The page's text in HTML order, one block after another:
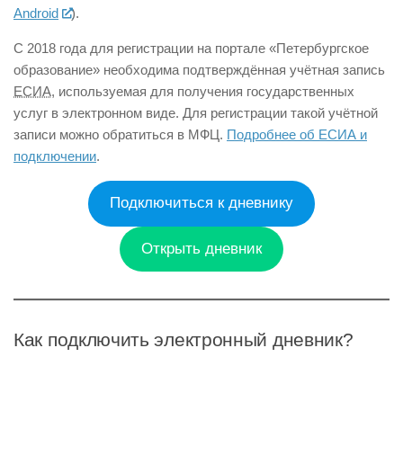
Android
).
С 2018 года для регистрации на портале «Петербургское
образование» необходима подтверждённая учётная запись
ЕСИА, используемая для получения государственных
услуг в электронном виде. Для регистрации такой учётной
записи можно обратиться в МФЦ. Подробнее об ЕСИА и
подключении.
Подключиться к дневнику
Открыть дневник
Как подключить электронный дневник?